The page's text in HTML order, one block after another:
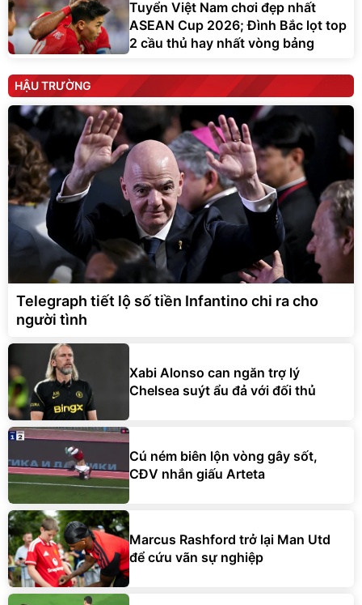
Tuyển Việt Nam chơi đẹp nhất
ASEAN Cup 2026; Đình Bắc lọt top
2 cầu thủ hay nhất vòng bảng
HẬU TRƯỜNG
Telegraph tiết lộ số tiền Infantino chi ra cho
người tình
Xabi Alonso can ngăn trợ lý
Chelsea suýt ẩu đả với đối thủ
Cú ném biên lộn vòng gây sốt,
CĐV nhắn giấu Arteta
Marcus Rashford trở lại Man Utd
để cứu vãn sự nghiệp